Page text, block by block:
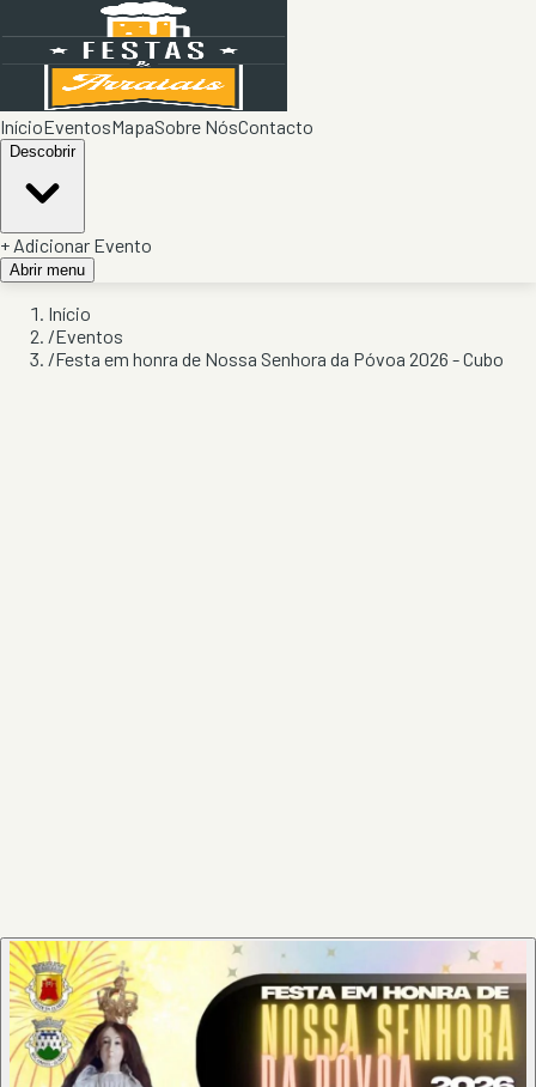
InícioEventosMapaSobre NósContacto
Descobrir
+ Adicionar Evento
Abrir menu
Início
/Eventos
/Festa em honra de Nossa Senhora da Póvoa 2026 - Cubo